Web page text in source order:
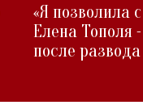
«Я позволила
Елена Тополя
после развода